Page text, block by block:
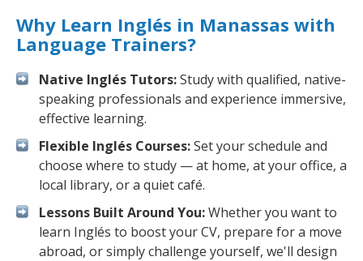
Why Learn Inglés in Manassas with
Language Trainers?
Native Inglés Tutors:Study with qualified, native-
speaking professionals and experience immersive,
effective learning.
Flexible Inglés Courses:Set your schedule and
choose where to study — at home, at your office, a
local library, or a quiet café.
Lessons Built Around You:Whether you want to
learn Inglés to boost your CV, prepare for a move
abroad, or simply challenge yourself, we'll design